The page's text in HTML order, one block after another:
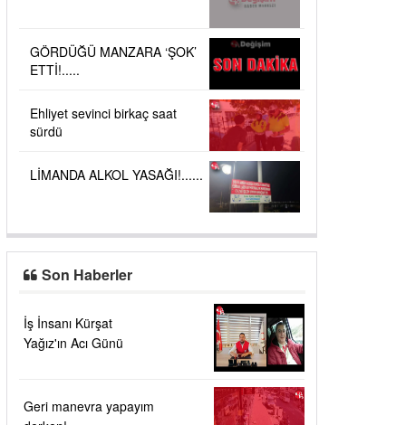
GÖRDÜĞÜ MANZARA ‘ŞOK’
ETTİ!.....
Ehliyet sevinci birkaç saat
sürdü
LİMANDA ALKOL YASAĞI!......
Son Haberler
İş İnsanı Kürşat
Yağız'ın Acı Günü
Geri manevra yapayım